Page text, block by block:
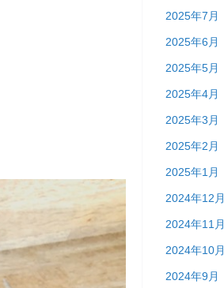
2025年7月
2025年6月
2025年5月
2025年4月
2025年3月
2025年2月
2025年1月
2024年12月
2024年11月
2024年10月
2024年9月